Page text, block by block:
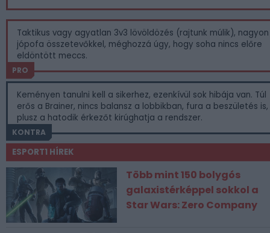
Taktikus vagy agyatlan 3v3 lövöldözés (rajtunk múlik), nagyon
jópofa összetevőkkel, méghozzá úgy, hogy soha nincs előre
eldöntött meccs.
PRO
Keményen tanulni kell a sikerhez, ezenkívül sok hibája van. Túl
erős a Brainer, nincs balansz a lobbikban, fura a beszületés is,
plusz a hatodik érkezőt kirúghatja a rendszer.
KONTRA
ESPORT1 HÍREK
Több mint 150 bolygós
galaxistérképpel sokkol a
Star Wars: Zero Company